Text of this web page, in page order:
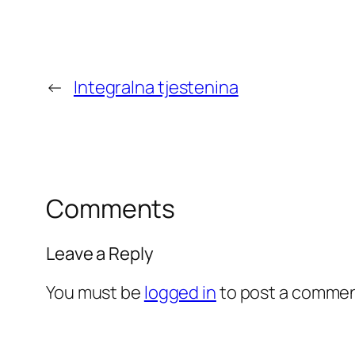
← Integralna tjestenina
Comments
Leave a Reply
You must be logged into post a